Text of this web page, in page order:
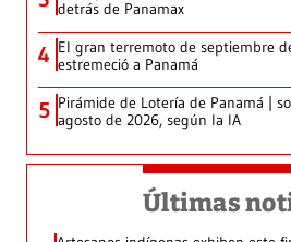
detrás de Panamax
4 El gran terremoto de septiembre
estremeció a Panamá
5 Pirámide de Lotería de Panamá |
agosto de 2026, según la IA
Últimas